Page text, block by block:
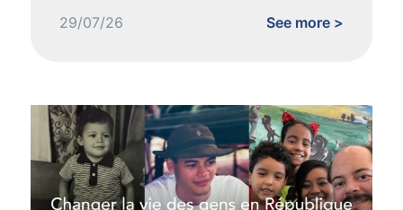
29/07/26 See more >